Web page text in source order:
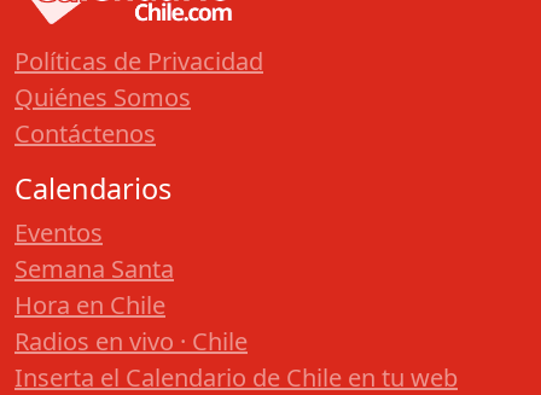
Políticas de Privacidad
Quiénes Somos
Contáctenos
Calendarios
Eventos
Semana Santa
Hora en Chile
Radios en vivo · Chile
Inserta el Calendario de Chile en tu web